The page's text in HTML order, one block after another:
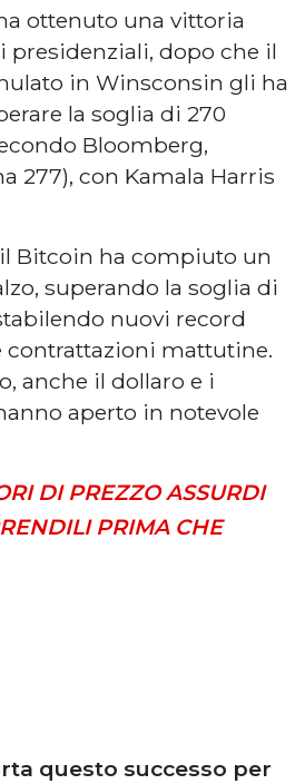
ottenuto una vittoria
presidenziali, dopo che il
in Winsconsin gli ha
la soglia di 270
Bloomberg,
277), con Kamala Harris
Bitcoin ha compiuto un
superando la soglia di
nuovi record
contrattazioni mattutine.
anche il dollaro e i
aperto in notevole
DI PREZZO ASSURDI
PRIMA CHE
questo successo per